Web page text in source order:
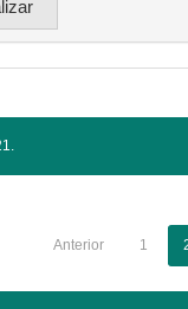
Anterior 1